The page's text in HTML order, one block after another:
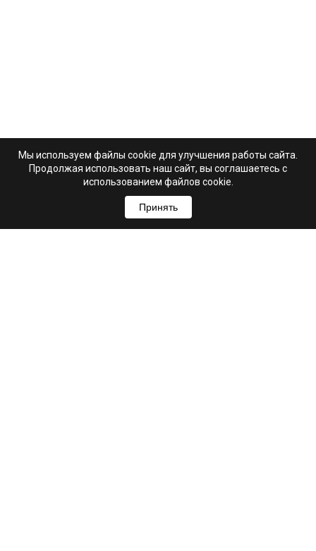
Мы используем файлы cookie для улучшения работы сайта.
Продолжая использовать наш сайт, вы соглашаетесь с
использованием файлов cookie.
Принять